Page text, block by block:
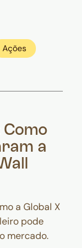
Ações
a
a Global X
pode
mercado.